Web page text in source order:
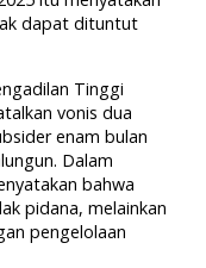
dapat dituntut
Tinggi
vonis dua
enam bulan
Dalam
bahwa
pidana, melainkan
pengelolaan